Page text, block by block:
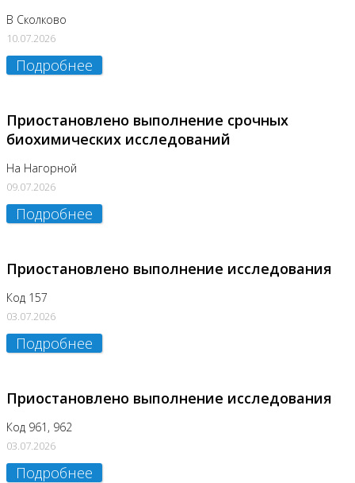
В Сколково
10.07.2026
Подробнее
Приостановлено выполнение срочных
биохимических исследований
На Нагорной
09.07.2026
Подробнее
Приостановлено выполнение исследования
Код 157
03.07.2026
Подробнее
Приостановлено выполнение исследования
Код 961, 962
03.07.2026
Подробнее